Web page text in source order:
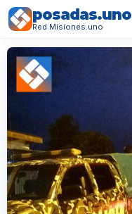
posadas.uno
Red Misiones.uno